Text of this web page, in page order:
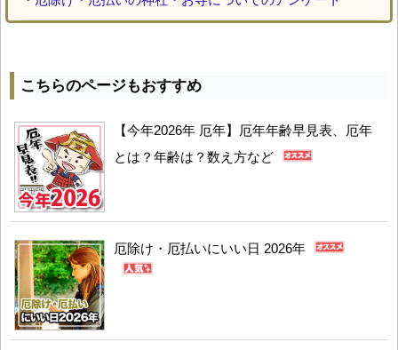
こちらのページもおすすめ
【今年2026年 厄年】厄年年齢早見表、厄年
とは？年齢は？数え方など
厄除け・厄払いにいい日 2026年